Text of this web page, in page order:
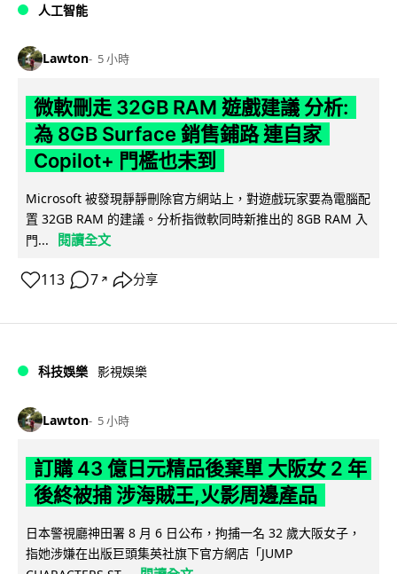
人工智能
Lawton 5 小時
微軟刪走 32GB RAM 遊戲建議 分析:
為 8GB Surface 銷售鋪路 連自家
Copilot+ 門檻也未到
Microsoft 被發現靜靜刪除官方網站上，對遊戲玩家要為電腦配
置 32GB RAM 的建議。分析指微軟同時新推出的 8GB RAM 入
門...
閱讀全文
113 7 ↗ 分享
科技娛樂 影視娛樂
Lawton 5 小時
訂購 43 億日元精品後棄單 大阪女 2 年
後終被捕 涉海賊王,火影周邊產品
日本警視廳神田署 8 月 6 日公布，拘捕一名 32 歲大阪女子，
指她涉嫌在出版巨頭集英社旗下官方網店「JUMP